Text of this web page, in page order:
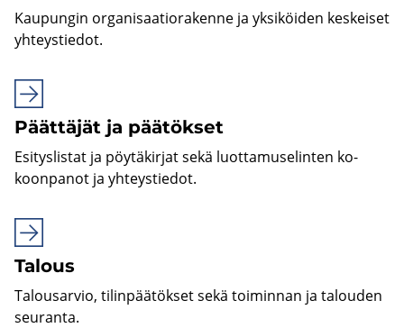
Kau­pun­gin or­ga­ni­saa­tio­ra­ken­ne ja yk­si­köi­den kes­kei­set
yh­teys­tie­dot.
Päät­tä­jät ja pää­tök­set
Esi­tys­lis­tat ja pöy­tä­kir­jat sekä luot­ta­muse­lin­ten ko­
koon­pa­not ja yh­teys­tie­dot.
Ta­lous
Ta­lous­ar­vio, ti­lin­pää­tök­set sekä toi­min­nan ja ta­lou­den
seu­ran­ta.